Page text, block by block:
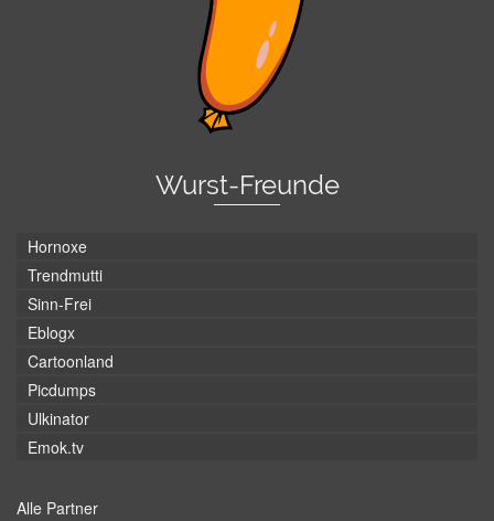
Wurst-Freunde
Hornoxe
Trendmutti
Sinn-Frei
Eblogx
Cartoonland
Picdumps
Ulkinator
Emok.tv
Alle Partner